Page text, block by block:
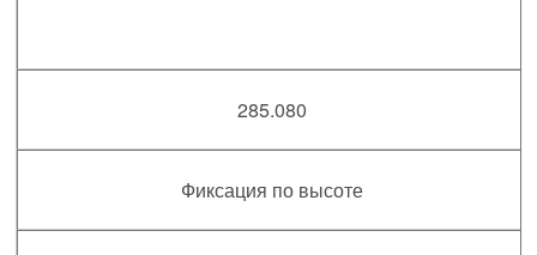
285.080
Фиксация по высоте